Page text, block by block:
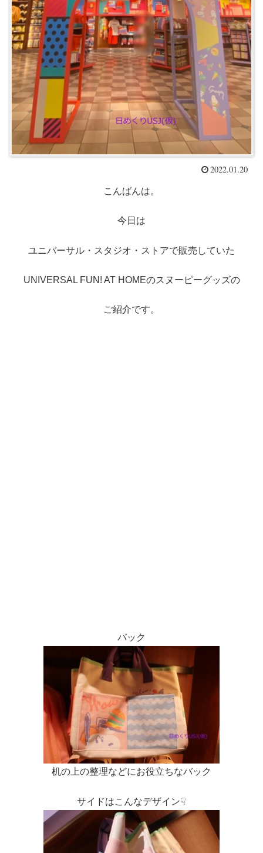
2022.01.20
こんばんは。
今日は
ユニバーサル・スタジオ・ストアで販売していた
UNIVERSAL FUN! AT HOMEのスヌーピーグッズの
ご紹介です。
バック
机の上の整理などにお役立ちなバック
サイドはこんなデザイン☟